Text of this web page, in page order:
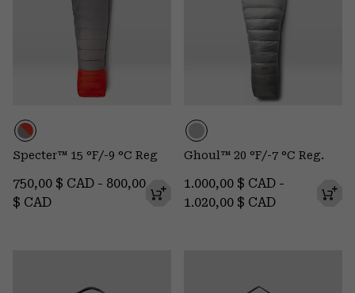
Specter™ 15 °F/-9 °C Reg
Minimum price:
750,00 $ CAD - Maximum price:
800,00
$ CAD
Ghoul™ 20 °F/-7 °C Reg.
Minimum price:
1.000,00 $ CAD - Maximum
1.020,00 $ CAD